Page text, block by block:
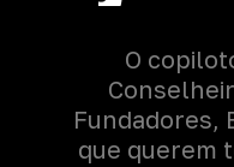
O
Fundadores,
que querem